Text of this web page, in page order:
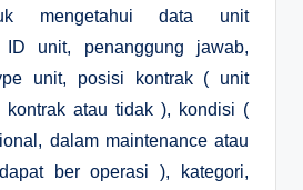
mengetahui data unit
ID unit, penanggung jawab,
unit, posisi kontrak ( unit
kontrak atau tidak ), kondisi (
dalam maintenance atau
ber operasi ), kategori,